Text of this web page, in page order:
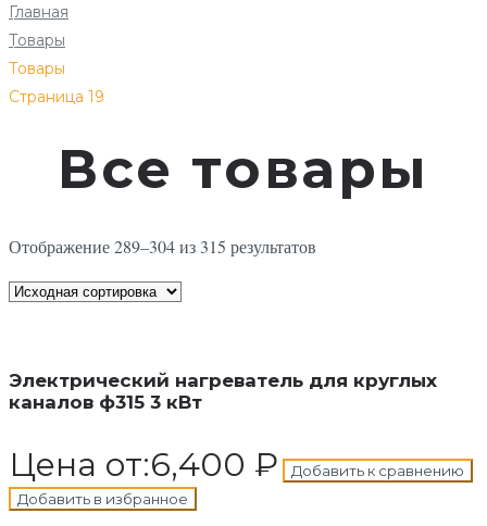
Главная
/
Товары
/
Товары
Страница 19
Все товары
Отображение 289–304 из 315 результатов
Электрический нагреватель для круглых
каналов ф315 3 кВт
Цена от:6,400 ₽
Добавить к сравнению
Добавить в избранное